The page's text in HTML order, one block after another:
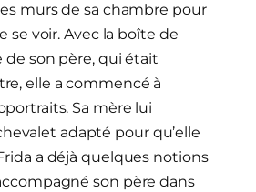
murs de sa chambre pour
se voir. Avec la boîte de
de son père, qui était
elle a commencé à
Sa mère lui
adapté pour qu’elle
a déjà quelques notions
son père dans